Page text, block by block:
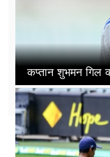
कप्तान शुभमन गिल